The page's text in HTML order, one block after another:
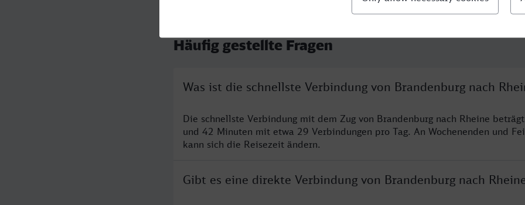
Häufig gestellte Fragen
Was ist die schnellste Verbindung von Brandenburg nach
Die schnellste Verbindung mit dem Zug von Brandenburg nach Rheine
und 42 Minuten mit etwa 29 Verbindungen pro Tag. An Wochenenden und
kann sich die Reisezeit ändern.
Gibt es eine direkte Verbindung von Brandenburg nach